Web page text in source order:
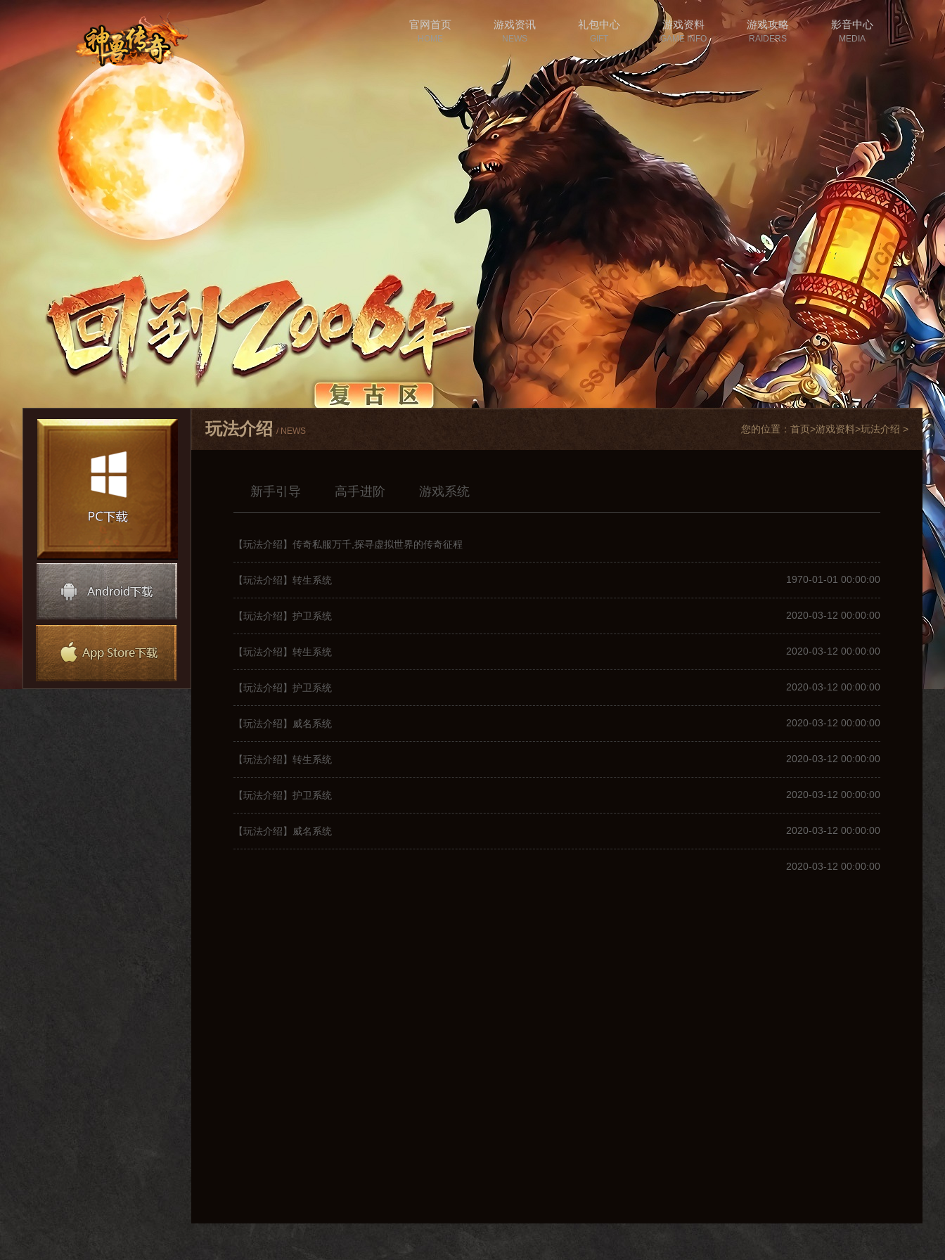
官网首页
HOME
游戏资讯
NEWS
礼包中心
GIFT
游戏资料
GAME INFO
游戏攻略
RAIDERS
影音中心
MEDIA
玩法介绍 / NEWS 您的位置： 首页>游戏资料>玩法介绍 >
新手引导 高手进阶 游戏系统
【玩法介绍】传奇私服万千,探寻虚拟世界的传奇征程
1970-01-01 00:00:00
【玩法介绍】转生系统
2020-03-12 00:00:00
【玩法介绍】护卫系统
2020-03-12 00:00:00
【玩法介绍】转生系统
2020-03-12 00:00:00
【玩法介绍】护卫系统
2020-03-12 00:00:00
【玩法介绍】威名系统
2020-03-12 00:00:00
【玩法介绍】转生系统
2020-03-12 00:00:00
【玩法介绍】护卫系统
2020-03-12 00:00:00
【玩法介绍】威名系统
2020-03-12 00:00:00